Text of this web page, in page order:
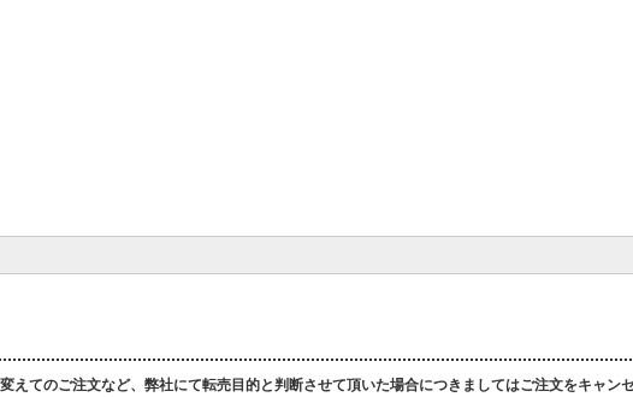
えてのご注文など、弊社にて転売目的と判断させて頂いた場合につきましてはご注文をキャン